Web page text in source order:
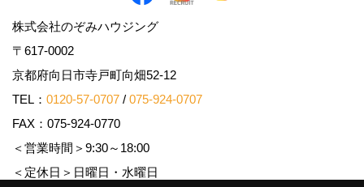
株式会社のぞみハウジング
〒617-0002
京都府向日市寺戸町向畑52-12
TEL： 0120-57-0707 / 075-924-0707
FAX：075-924-0770
＜営業時間＞9:30～18:00
＜定休日＞日曜日・水曜日